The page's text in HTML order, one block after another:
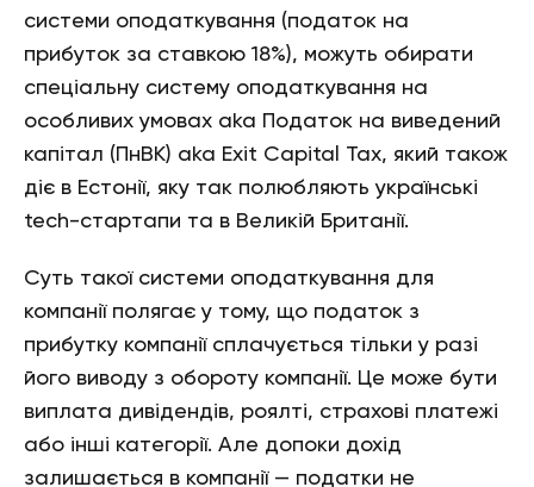
системи оподаткування (податок на
прибуток за ставкою 18%), можуть обирати
спеціальну систему оподаткування на
особливих умовах aka Податок на виведений
капітал (ПнВК) aka Exit Capital Tax, який також
діє в Естонії, яку так полюбляють українські
tech-стартапи та в Великій Британії.
Суть такої системи оподаткування для
компанії полягає у тому, що податок з
прибутку компанії сплачується тільки у разі
його виводу з обороту компанії. Це може бути
виплата дивідендів, роялті, страхові платежі
або інші категорії. Але допоки дохід
залишається в компанії — податки не